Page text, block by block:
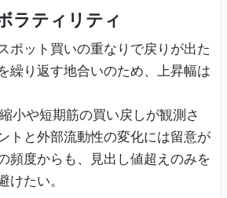
ラティリティ
ポット買いの重なりで戻りが出た
繰り返す地合いのため、上昇幅は
小や短期筋の買い戻しが観測さ
トと外部流動性の変化には留意が
頻度からも、見出し値超えのみを
けたい。